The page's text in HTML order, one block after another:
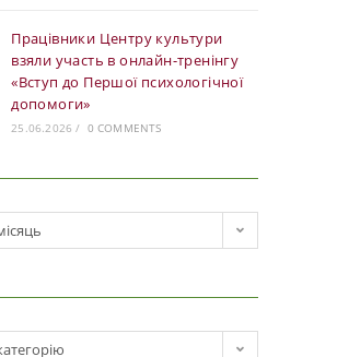
Працівники Центру культури
взяли участь в онлайн-тренінгу
«Вступ до Першої психологічної
допомоги»
25.06.2026 / 0 COMMENTS